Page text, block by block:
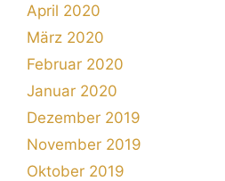
April 2020
März 2020
Februar 2020
Januar 2020
Dezember 2019
November 2019
Oktober 2019